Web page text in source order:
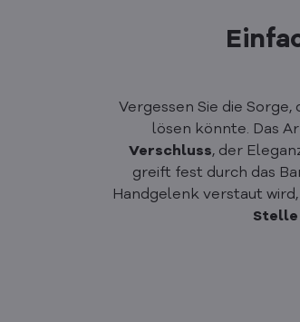
Vergessen Sie die
lösen könnte. Das
Verschluss, der
greift fest durch das
Handgelenk verstaut